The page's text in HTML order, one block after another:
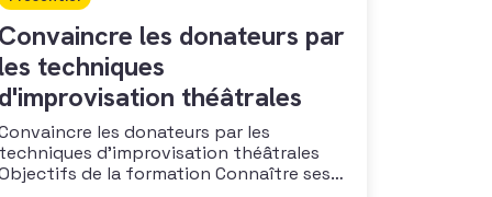
Convaincre les donateurs par
les techniques
d'improvisation théâtrales
les donateurs par les
techniques d’improvisation théâtrales
de la formation Connaître ses